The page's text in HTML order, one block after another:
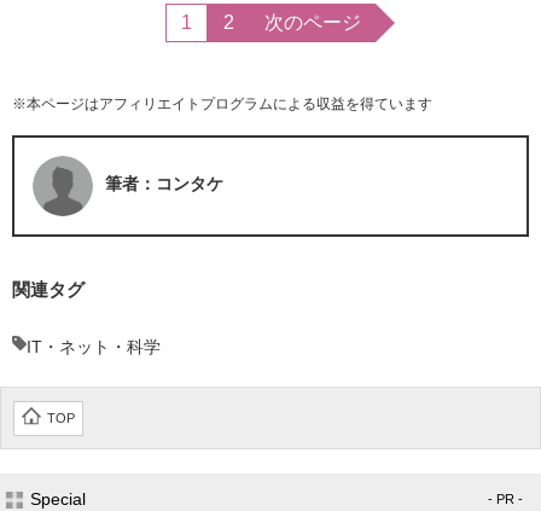
1 2 次のページ
※本ページはアフィリエイトプログラムによる収益を得ています
筆者：コンタケ
関連タグ
IT・ネット・科学
TOP
Special - PR -